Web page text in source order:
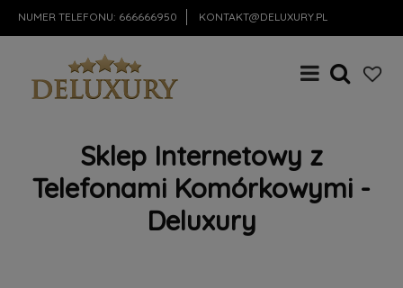
NUMER TELEFONU: 666666950 KONTAKT@DELUXURY.PL
Sklep Internetowy z
Telefonami Komórkowymi -
Deluxury